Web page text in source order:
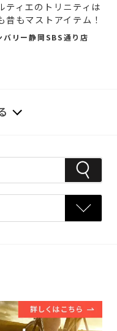
ティエのトリニティは
昔もマストアイテム！
バリー静岡SBS通り店